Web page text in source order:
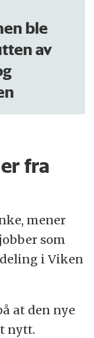
ble
av
fra
mener
som
i Viken
at den nye
nytt.